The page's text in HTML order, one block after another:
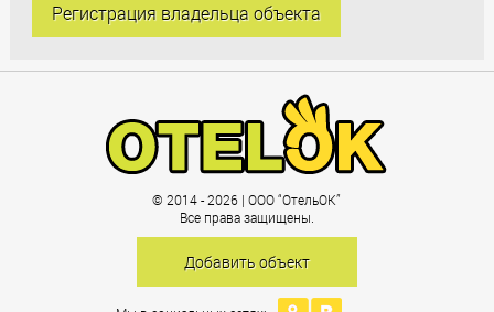
Регистрация владельца объекта
© 2014 - 2026 | ООО “ОтельОК”
Все права защищены.
Добавить объект